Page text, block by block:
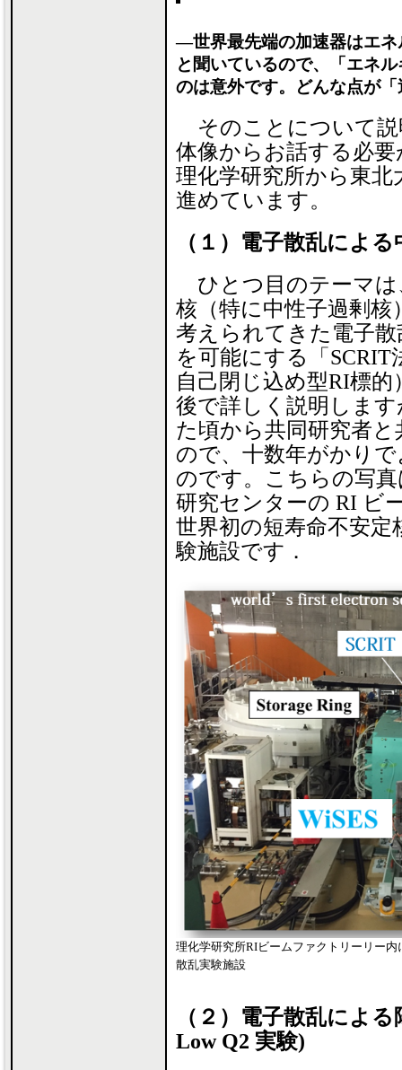
―世界最先端の加速器はエネ
と聞いているので、「エネ
のは意外です。どんな点が
そのことについて説
体像からお話する必
理化学研究所から東
進めています。
（１）電子散乱によ
ひとつ目のテーマは
核（特に中性子過剰
考えられてきた電子
を可能にする「SCRIT
自己閉じ込め型RI標
後で詳しく説明しま
た頃から共同研究者
ので、十数年がかり
のです。こちらの写
研究センターの RI ビ
世界初の短寿命不安定
験施設です．
理化学研究所RIビームファクトリーリー
散乱実験施設
（２）電子散乱によ
Low Q2 実験)